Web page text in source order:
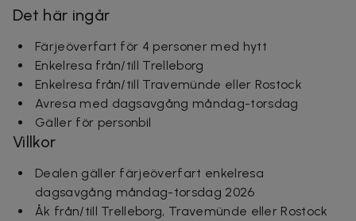
Det här ingår
Färjeöverfart för 4 personer med hytt
Enkelresa från/till Trelleborg
Enkelresa från/till Travemünde eller Rostock
Avresa med dagsavgång måndag-torsdag
Gäller för personbil
Villkor
Dealen gäller färjeöverfart enkelresa
dagsavgång måndag-torsdag 2026
Åk från/till Trelleborg, Travemünde eller Rostock